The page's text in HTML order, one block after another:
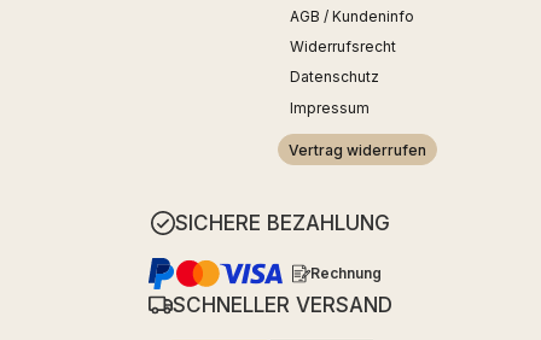
AGB / Kundeninfo
Widerrufsrecht
Datenschutz
Impressum
Vertrag widerrufen
SICHERE BEZAHLUNG
Rechnung
SCHNELLER VERSAND